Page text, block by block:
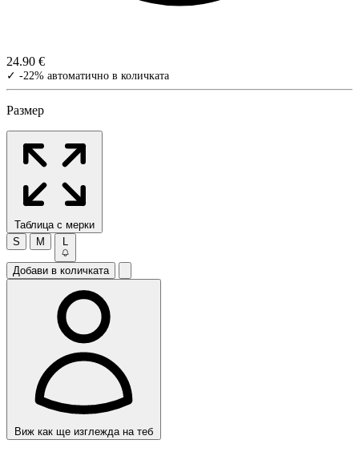
24.90 €
✓ -22% автоматично в количката
Размер
Таблица с мерки
S
M L
Добави в количката
Виж как ще изглежда на теб